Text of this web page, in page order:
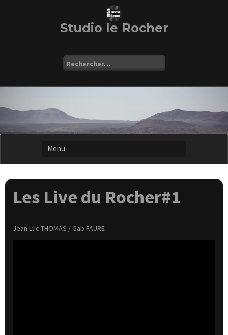
Studio le Rocher
Rechercher :
Les Live du Rocher#1
Jean Luc THOMAS / Gab FAURE